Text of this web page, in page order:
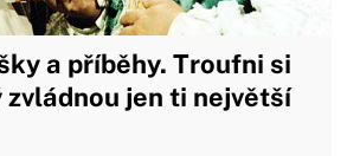
a příběhy. Troufni si
zvládnou jen ti největší